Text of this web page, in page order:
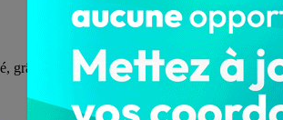
grâce à Fodoh Laba